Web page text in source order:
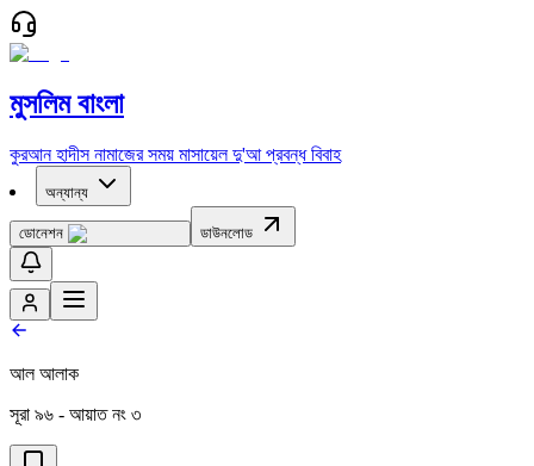
মুসলিম বাংলা
কুরআন হাদীস নামাজের সময় মাসায়েল দু'আ প্রবন্ধ বিবাহ
অন্যান্য
ডোনেশন ডাউনলোড
আল আলাক
সূরা ৯৬ - আয়াত নং ৩